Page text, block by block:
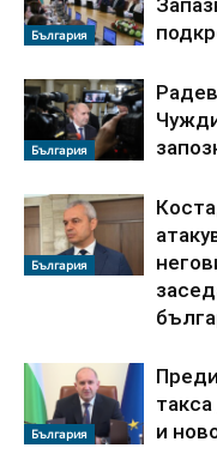
България
България
България
България
и